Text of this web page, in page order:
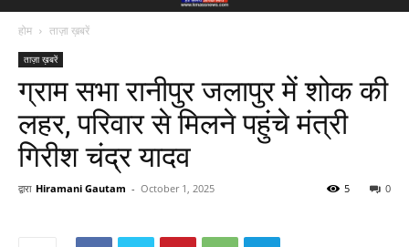
होम ताज़ा ख़बरें
ताज़ा ख़बरें
ग्राम सभा रानीपुर जलापुर में शोक की
लहर, परिवार से मिलने पहुंचे मंत्री
गिरीश चंद्र यादव
द्वारा Hiramani Gautam - October 1, 2025 0
5